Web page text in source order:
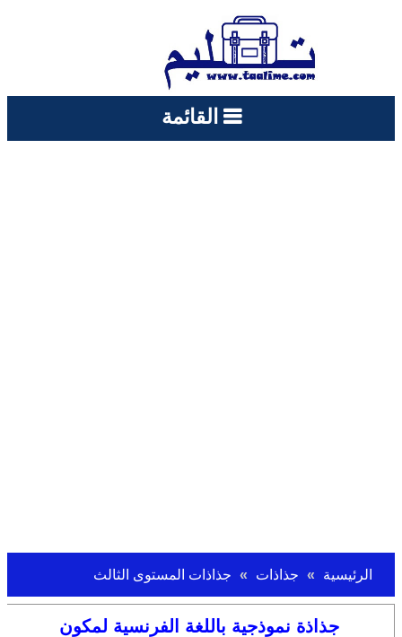
القائمة
الرئيسية جذاذات جذاذات المستوى الثالث
جذاذة نموذجية باللغة الفرنسية لمكون